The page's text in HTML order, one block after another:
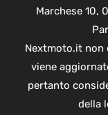
Marchese 10,
Nextmoto.it non
viene
pertanto
della